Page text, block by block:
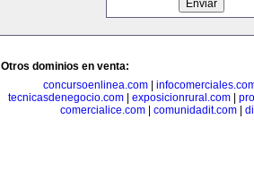
Otros dominios en venta:
concursoenlinea.com|
tecnicasdenegocio.com
exposicionrural.com
comercialice.com| comunidadit.com|